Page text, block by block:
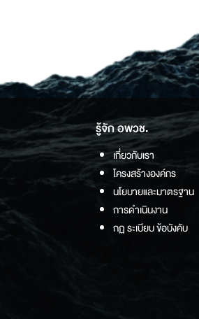
รู้จัก อพวช.
เกี่ยวกับเรา
โครงสร้างองค์กร
นโยบายและมาตรฐาน
การดำเนินงาน
กฏ ระเบียบ ข้อบังคับ